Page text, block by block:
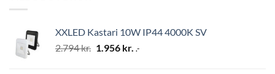
XXLED Kastari 10W IP44 4000K SV
2.794kr. Original
1.956 kr. Current
.-